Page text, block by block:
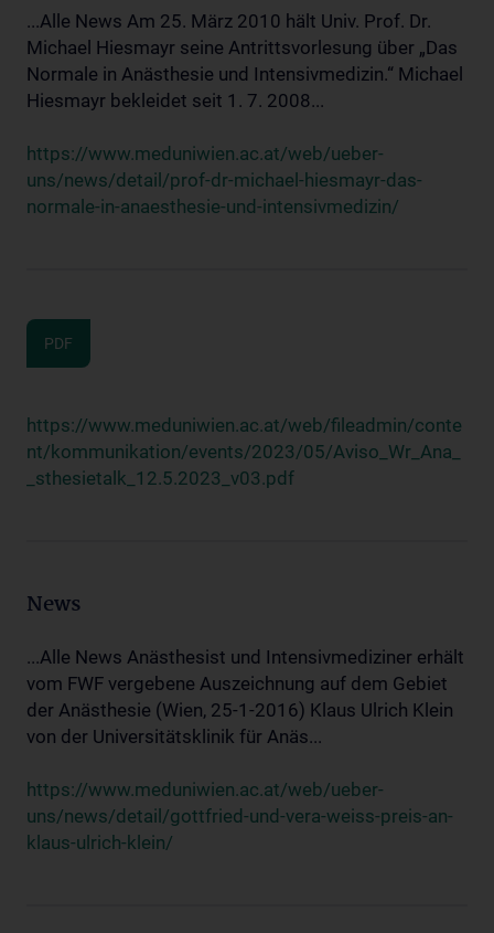
...Alle News Am 25. März 2010 hält Univ. Prof. Dr.
Michael Hiesmayr seine Antrittsvorlesung über „Das
Normale in Anästhesie und Intensivmedizin.“ Michael
Hiesmayr bekleidet seit 1. 7. 2008...
https://www.meduniwien.ac.at/web/ueber-
uns/news/detail/prof-dr-michael-hiesmayr-das-
normale-in-anaesthesie-und-intensivmedizin/
PDF
https://www.meduniwien.ac.at/web/fileadmin/conte
nt/kommunikation/events/2023/05/Aviso_Wr_Ana_
_sthesietalk_12.5.2023_v03.pdf
News
...Alle News Anästhesist und Intensivmediziner erhält
vom FWF vergebene Auszeichnung auf dem Gebiet
der Anästhesie (Wien, 25-1-2016) Klaus Ulrich Klein
von der Universitätsklinik für Anäs...
https://www.meduniwien.ac.at/web/ueber-
uns/news/detail/gottfried-und-vera-weiss-preis-an-
klaus-ulrich-klein/